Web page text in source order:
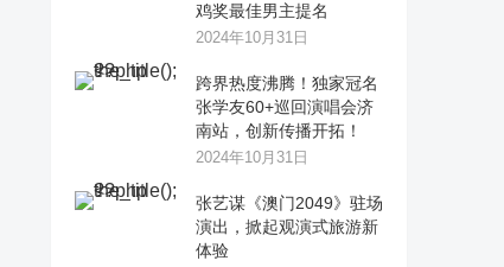
鸡奖最佳男主提名
2024年10月31日
跨界热度沸腾！独家冠名
张学友60+巡回演唱会济
南站，创新传播开拓！
2024年10月31日
张艺谋《澳门2049》驻场
演出，掀起观演式旅游新
体验